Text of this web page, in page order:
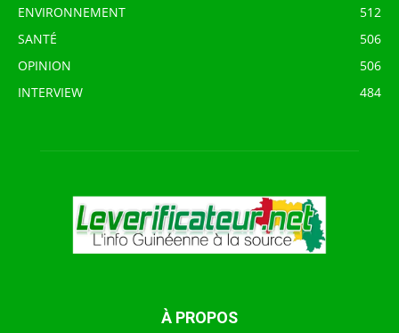
ENVIRONNEMENT
512
SANTÉ
506
OPINION
506
INTERVIEW
484
À PROPOS